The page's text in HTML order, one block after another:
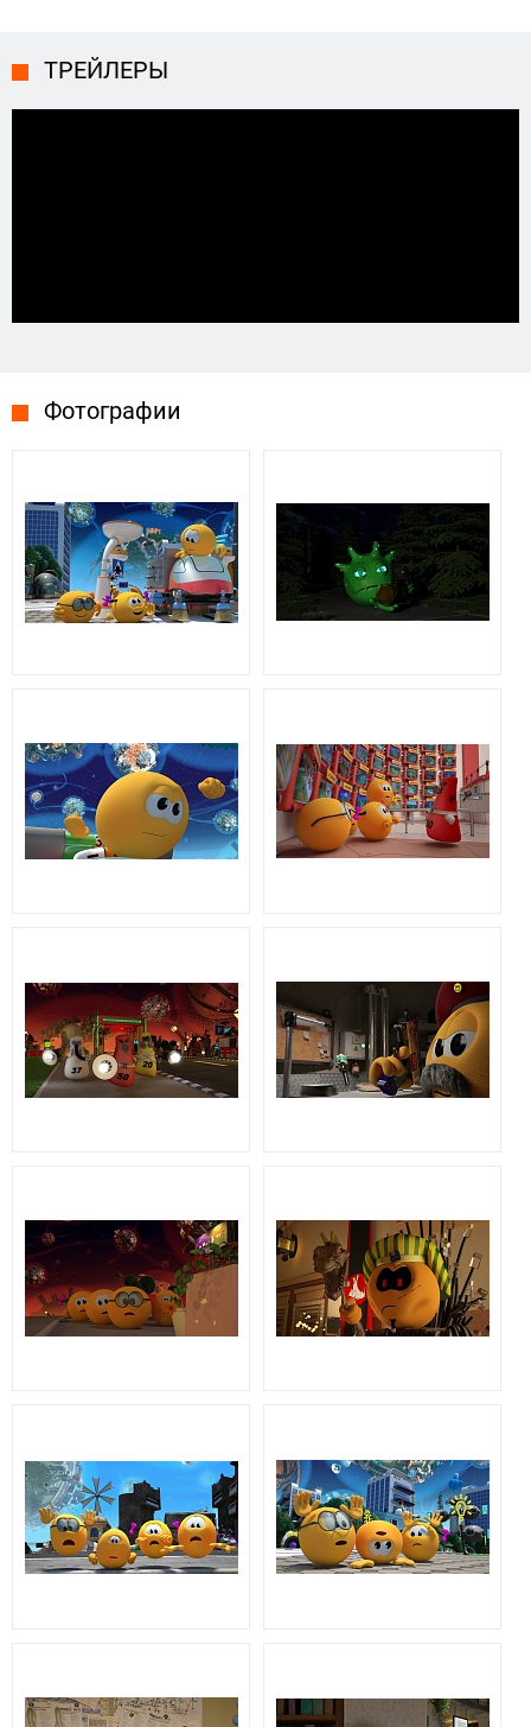
ТРЕЙЛЕРЫ
Фотографии